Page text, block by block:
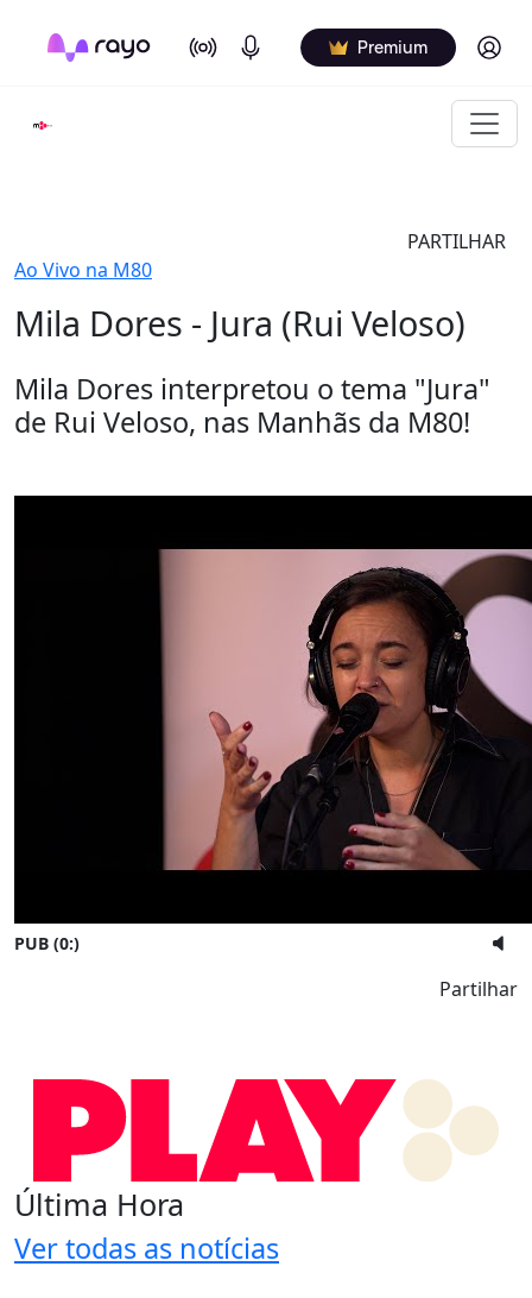
On Air Podcasts Premium Log in
PARTILHAR
Ao Vivo na M80
Mila Dores - Jura (Rui Veloso)
Mila Dores interpretou o tema "Jura"
de Rui Veloso, nas Manhãs da M80!
PUB (0:)
Partilhar
Última Hora
Ver todas as notícias